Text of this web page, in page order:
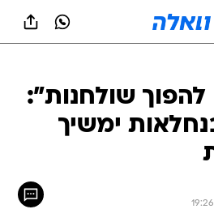
להפוך שולחנות":
ימשיך